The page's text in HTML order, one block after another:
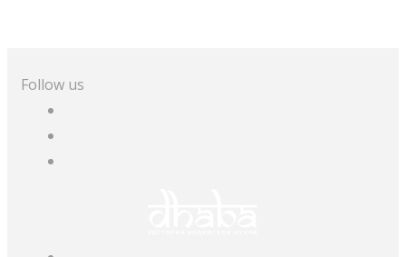
Follow us